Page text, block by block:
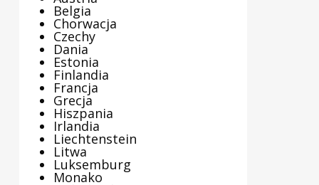
Belgia
Chorwacja
Czechy
Dania
Estonia
Finlandia
Francja
Grecja
Hiszpania
Irlandia
Liechtenstein
Litwa
Luksemburg
Monako